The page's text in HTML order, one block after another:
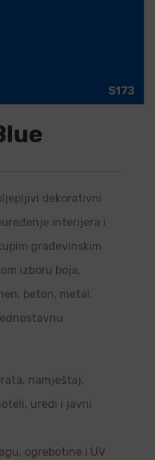
dekorativni
interijera i
građevinskim
izboru boja,
beton, metal,
namještaj,
uredi i javni
ogrebotine i UV